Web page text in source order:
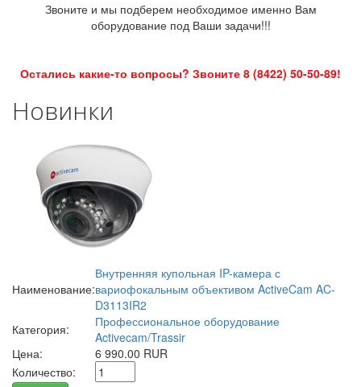
Звоните и мы подберем необходимое именно Вам
оборудование под Ваши задачи!!!
Остались какие-то вопросы? Звоните 8 (8422) 50-50-89!
Новинки
Наименование:
Внутренняя купольная IP-камера с
вариофокальным объективом ActiveCam AC-
D3113IR2
Категория:
Профессиональное оборудование
Activecam/Trassir
Цена:
6 990.00 RUR
Количество: